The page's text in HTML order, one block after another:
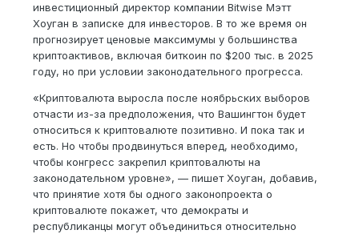
инвестиционный директор компании Bitwise Мэтт
Хоуган в записке для инвесторов. В то же время он
прогнозирует ценовые максимумы у большинства
криптоактивов, включая биткоин по $200 тыс. в 2025
году, но при условии законодательного прогресса.
«Криптовалюта выросла после ноябрьских выборов
отчасти из-за предположения, что Вашингтон будет
относиться к криптовалюте позитивно. И пока так и
есть. Но чтобы продвинуться вперед, необходимо,
чтобы конгресс закрепил криптовалюты на
законодательном уровне», — пишет Хоуган, добавив,
что принятие хотя бы одного законопроекта о
криптовалюте покажет, что демократы и
республиканцы могут объединиться относительно